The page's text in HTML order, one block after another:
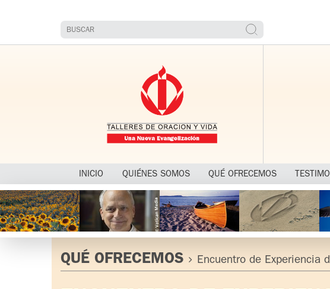
INICIO QUIÉNES SOMOS QUÉ OFRECEMOS
QUÉ OFRECEMOS Encuentro de Experiencia